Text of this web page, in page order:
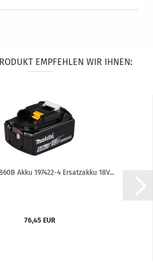
EMPFEHLEN WIR IHNEN:
Akku 197422-4 Ersatzakku 18V...
76,45 EUR